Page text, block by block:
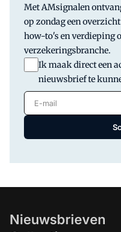
aan
Met AMsignalen
op zondag een
how-to's en verdieping
verzekeringsbranche.
Ik maak direct een
nieuwsbrief te
E-mail
Nieuwsbrieven